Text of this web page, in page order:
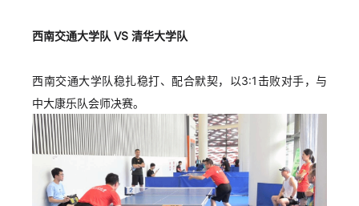
西南交通大学队 VS 清华大学队
西南交通大学队稳扎稳打、配合默契，以3:1击败对手，与
中大康乐队会师决赛。